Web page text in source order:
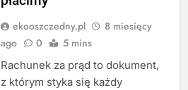
ekooszczedny.pl
8 miesięcy
ago
0 5 mins
Rachunek za prąd to dokument,
z którym styka się każdy